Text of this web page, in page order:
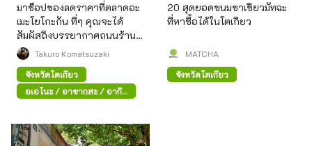
มาช็อปของลดราคาที่ตลาดอะ
เมะโยโกะกัน ที่ๆ คุณจะได้
สัมผัสถึงบรรยากาศถนนร้าน
ค้าสมัยก่อน
Takuro Komatsuzaki
จังหวัดโตเกียว
อุเอโนะ / อาซากุสะ / อากิ
ฮาบาระ
20 สุดยอดขนมชาเขียวมัทฉะ
ที่หาซื้อได้ในโตเกียว
MATCHA
จังหวัดโตเกียว